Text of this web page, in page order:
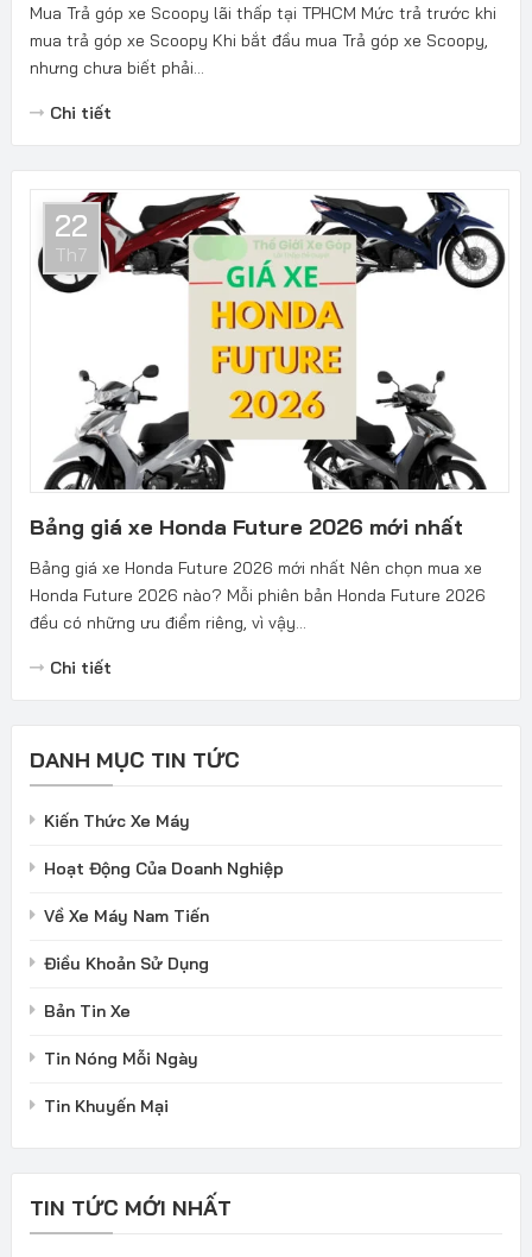
Mua Trả góp xe Scoopy lãi thấp tại TPHCM Mức trả trước khi
mua trả góp xe Scoopy Khi bắt đầu mua Trả góp xe Scoopy,
nhưng chưa biết phải...
Chi tiết
22
Th7
Bảng giá xe Honda Future 2026 mới nhất
Bảng giá xe Honda Future 2026 mới nhất Nên chọn mua xe
Honda Future 2026 nào? Mỗi phiên bản Honda Future 2026
đều có những ưu điểm riêng, vì vậy...
Chi tiết
DANH MỤC TIN TỨC
Kiến Thức Xe Máy
Hoạt Động Của Doanh Nghiệp
Về Xe Máy Nam Tiến
Điều Khoản Sử Dụng
Bản Tin Xe
Tin Nóng Mỗi Ngày
Tin Khuyến Mại
TIN TỨC MỚI NHẤT